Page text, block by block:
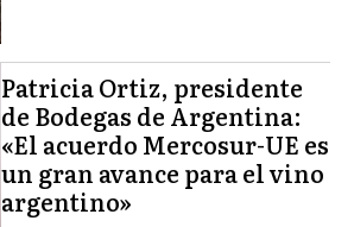
Patricia Ortiz, presidente
de Bodegas de Argentina:
«El acuerdo Mercosur-UE es
un gran avance para el vino
argentino»